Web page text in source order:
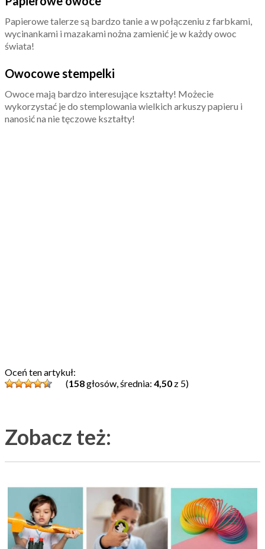
Papierowe talerze są bardzo tanie a w połączeniu z farbkami,
wycinankami i mazakami nożna zamienić je w każdy owoc
świata!
Owocowe stempelki
Owoce mają bardzo interesujące kształty! Możecie
wykorzystać je do stemplowania wielkich arkuszy papieru i
nanosić na nie tęczowe kształty!
Oceń ten artykuł:
(158głosów, średnia: 4,50 z 5)
Zobacz też: